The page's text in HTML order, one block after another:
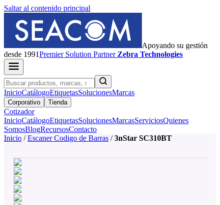
Saltar al contenido principal
Apoyando su gestión
desde 1991PremierSolution Partner Zebra Technologies
InicioCatálogoEtiquetasSolucionesMarcas
Corporativo Tienda
Cotizador
InicioCatálogoEtiquetasSolucionesMarcasServiciosQuienes
SomosBlogRecursosContacto
Inicio / Escaner Codigo de Barras / 3nStar SC310BT